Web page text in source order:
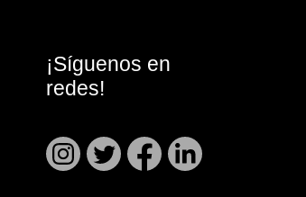
¡Síguenos en
redes!